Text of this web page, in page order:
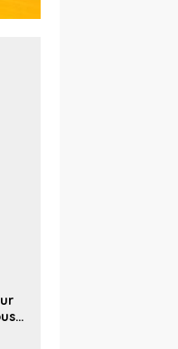
Baji Hadirkan
ETOS untuk
Tumor Otak
Medis